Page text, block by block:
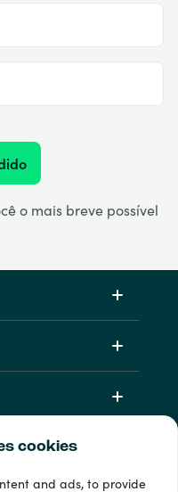
cookies
and ads, to provide
o mais breve possível